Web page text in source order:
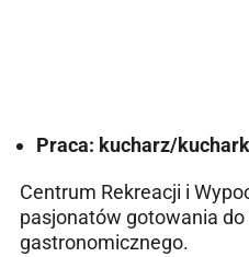
Praca: kucharz/
Centrum Rekreacji i
pasjonatów gotowania do
gastronomicznego.